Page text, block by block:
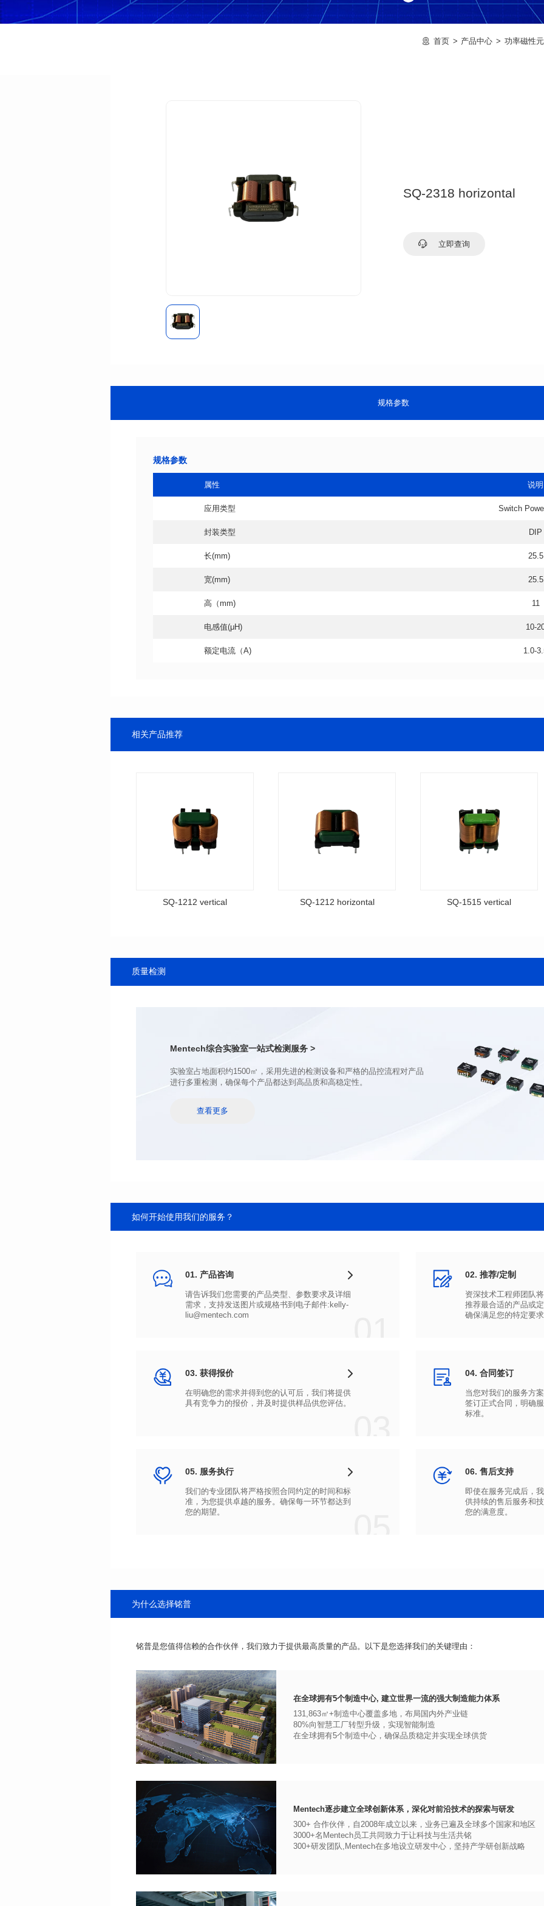
首页 产品中心 功率磁性
SQ-2318 horizontal
立即查询
规格参数
规格参数
属性 说明
应用类型 Switch
封装类型 DIP
长(mm) 25.5
宽(mm) 25.5
高（mm) 11
电感值(μH) 10-
额定电流（A) 1.0-
相关产品推荐
封装类型: DIP
长(mm): 17.5
SQ-1212 vertical
封装类型: DIP
电感值(μH): 7-25
SQ-1212 horizontal
封装类型: DIP
SQ-1515 vertical
质量检测
Mentech综合实验室一站式检测服务 >
进行多重检测，确保每个产品都达到高品质和高稳定性。
查看更多
如何开始使用我们的服务？
01. 产品咨询
liu@mentech.com
02. 推荐/定制
确保满足您的特定要
03. 获得报价
具有竞争力的报价，并及时提供样品供您评估。
04. 合同签订
标准。
05. 服务执行
您的期望。
06. 售后支持
您的满意度。
为什么选择铭普
铭普是您值得信赖的合作伙伴，我们致力于提供最高质量的产品。以下是您选择我们的关键理由：
在全球拥有5个制造中心, 建立世界一流的强大制造能力体系
131,863㎡+制造中心覆盖多地，布局国内外产业链
80%向智慧工厂转型升级，实现智能制造
在全球拥有5个制造中心，确保品质稳定并实现全球供货
Mentech逐步建立全球创新体系，深化对前沿技术的探索与研发
300+ 合作伙伴，自2008年成立以来，业务已遍及全球多个国家和地区
3000+名Mentech员工共同致力于让科技与生活共铭
300+研发团队,Mentech在多地设立研发中心，坚持产学研创新战略